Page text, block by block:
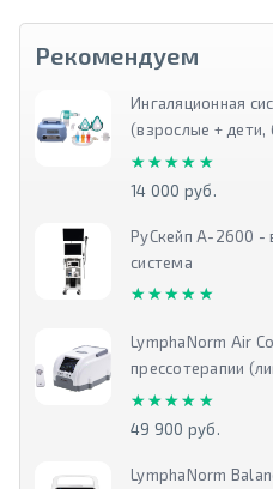
Рекомендуем
Ингаляционная
(взрослые + дети,
★★★★★
★★★★★
14 000 руб.
РуСкейп А-2600 -
система
★★★★★
★★★★★
LymphaNorm Air
прессотерапии
★★★★★
★★★★★
49 900 руб.
LymphaNorm